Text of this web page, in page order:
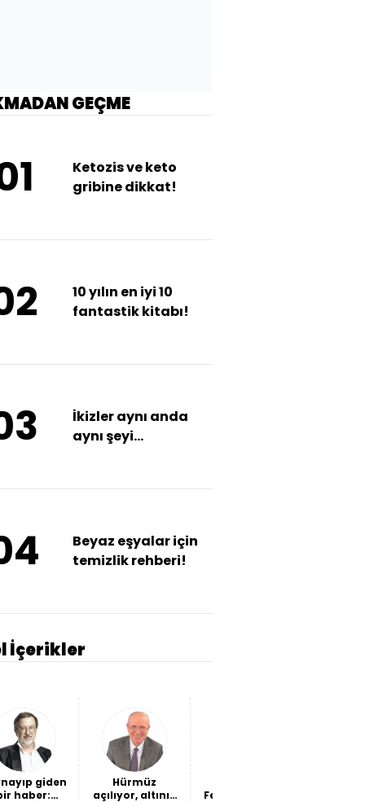
İçerikler
giden
haber:
Hürmüz
açılıyor, altının
Fenerbahçe'de
GEÇME
Ketozis ve keto
gribine dikkat!
10 yılın en iyi 10
fantastik kitabı!
İkizler aynı anda
aynı şeyi
Beyaz eşyalar için
temizlik rehberi!